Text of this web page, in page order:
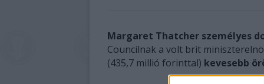
Margaret Thatcher személyes
Councilnak a volt brit
(435,7 millió forinttal) kevesebb